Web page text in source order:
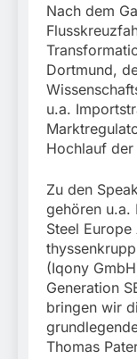
Nach dem
Dortmund,
u.a.
Hochlauf
Zu den
gehören u.a.
Steel
(Iqony
Generation
bringen wir
Thomas